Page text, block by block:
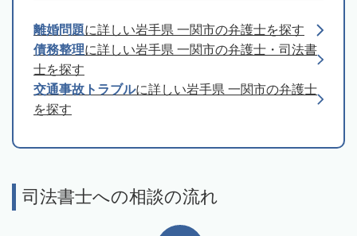
離婚問題に詳しい岩手県 一関市の弁護士を探す
債務整理に詳しい岩手県 一関市の弁護士・司法書
士を探す
交通事故トラブルに詳しい岩手県 一関市の弁護士
を探す
司法書士への相談の流れ